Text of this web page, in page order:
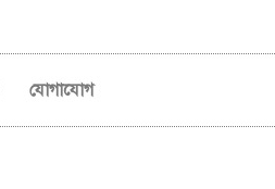
যোগাযোগ